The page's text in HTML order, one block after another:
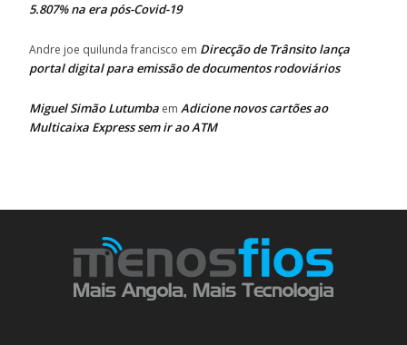
5.807% na era pós-Covid-19
Andre joe quilunda francisco em Direcção de Trânsito lança
portal digital para emissão de documentos rodoviários
Miguel Simão Lutumba em Adicione novos cartões ao
Multicaixa Express sem ir ao ATM